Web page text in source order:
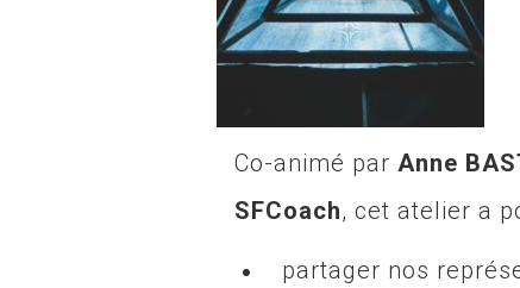
Co-animé par Anne
SFCoach, cet atelier a
partager nos